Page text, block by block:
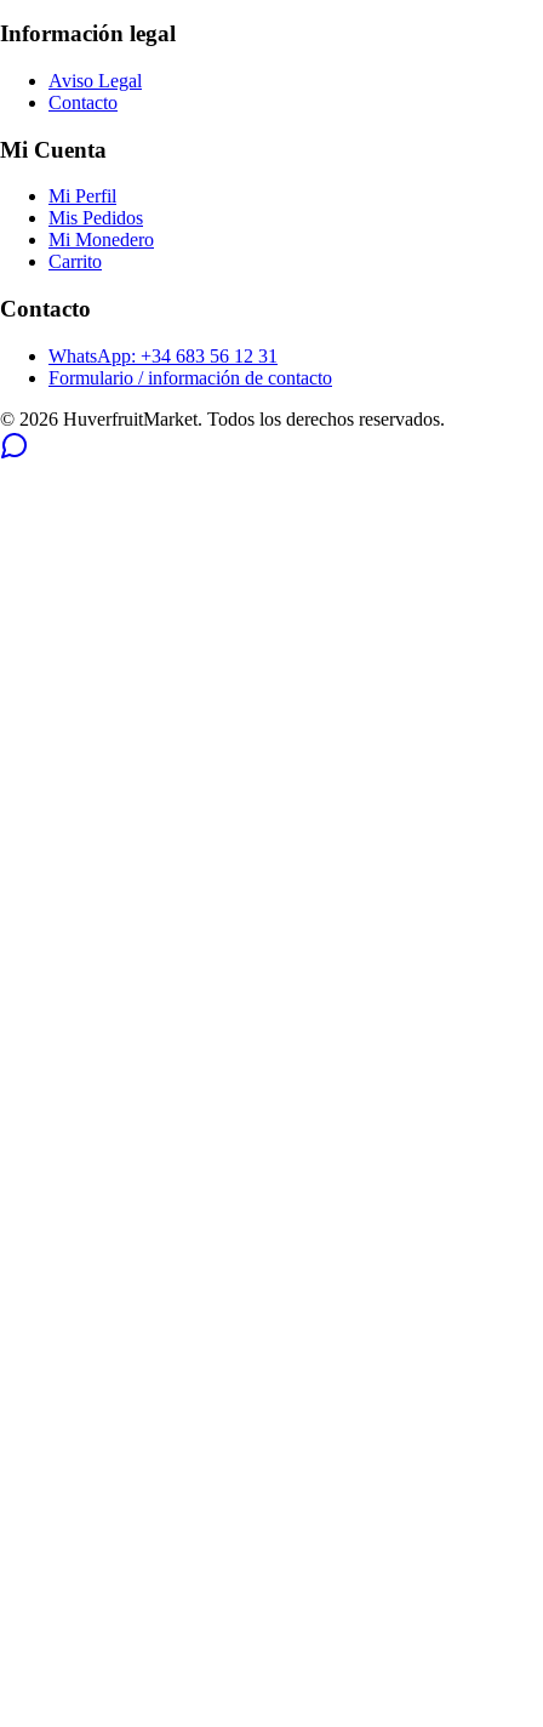
Información legal
Aviso Legal
Contacto
Mi Cuenta
Mi Perfil
Mis Pedidos
Mi Monedero
Carrito
Contacto
WhatsApp: +34 683 56 12 31
Formulario / información de contacto
© 2026 HuverfruitMarket. Todos los derechos reservados.